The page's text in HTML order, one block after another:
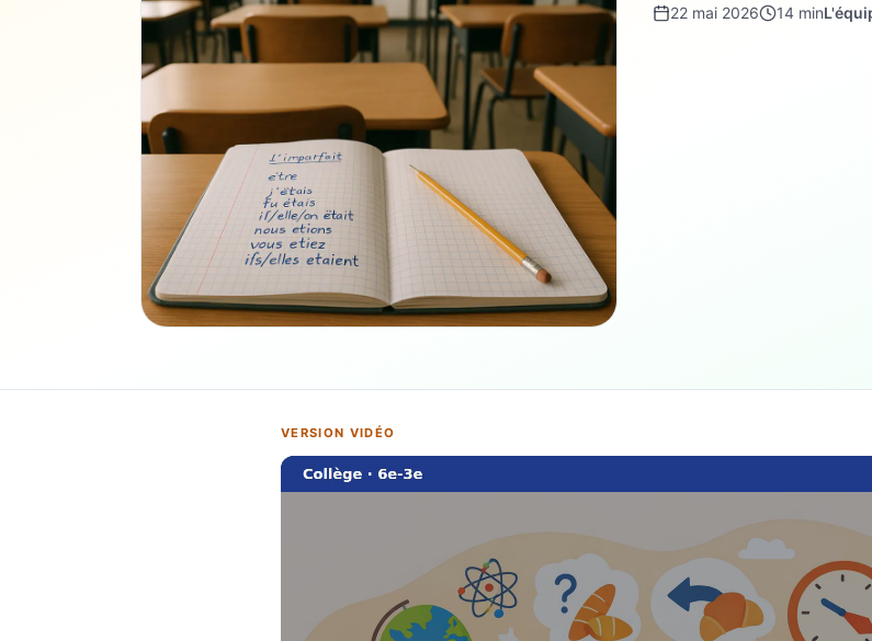
22 mai 2026 14 min
VERSION VIDÉO